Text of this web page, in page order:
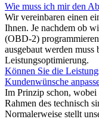
Wie muss ich mir den
Wir vereinbaren einen
Ihnen. Je nachdem ob
(OBD-2)
ausgebaut werden
Leistungsoptimierung.
Können Sie die
Kundenwünsche
Im Prinzip schon,
Rahmen des technisch
Normalerweise stellt